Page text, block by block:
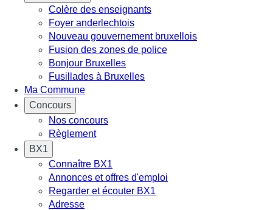
Colère des enseignants
Foyer anderlechtois
Nouveau gouvernement bruxellois
Fusion des zones de police
Bonjour Bruxelles
Fusillades à Bruxelles
Ma Commune
Concours
Nos concours
Règlement
BX1
Connaître BX1
Annonces et offres d'emploi
Regarder et écouter BX1
Adresse